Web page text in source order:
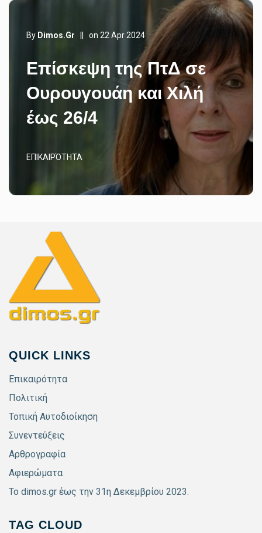
By Dimos.gr on 22 Apr 2024
Επίσκεψη της ΠτΔ σε
Ουρουγουάη και Χιλή
έως 26/4
ΕΠΙΚΑΙΡΌΤΗΤΑ
QUICK LINKS
Επικαιρότητα
Πολιτική
Τοπική Αυτοδιοίκηση
Συνεντεύξεις
Αρθρογραφία
Αφιερώματα
Το dimos.gr έως την 31η Δεκεμβρίου 2023.
TAG CLOUD